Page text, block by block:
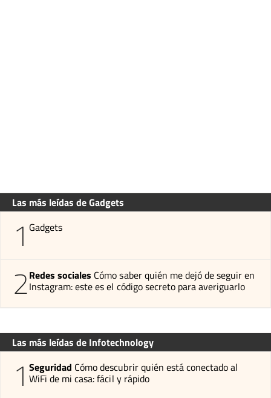
Las más leídas de Gadgets
1 Gadgets
2Redes sociales Cómo saber quién me dejó de seguir en
Instagram: este es el código secreto para averiguarlo
Las más leídas de Infotechnology
1 Seguridad Cómo descubrir quién está conectado al
WiFi de mi casa: fácil y rápido